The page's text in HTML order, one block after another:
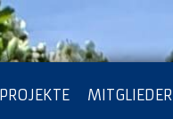
PROJEKTE MITGLIEDER